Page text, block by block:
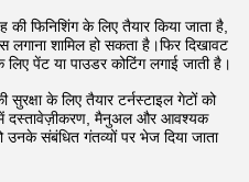
की फिनिशिंग के लिए तैयार किया जाता है,
लगाना शामिल हो सकता है।फिर दिखावट
पेंट या पाउडर कोटिंग लगाई जाती है।
सुरक्षा के लिए तैयार टर्नस्टाइल गेटों को
में दस्तावेज़ीकरण, मैनुअल और आवश्यक
संबंधित गंतव्यों पर भेज दिया जाता